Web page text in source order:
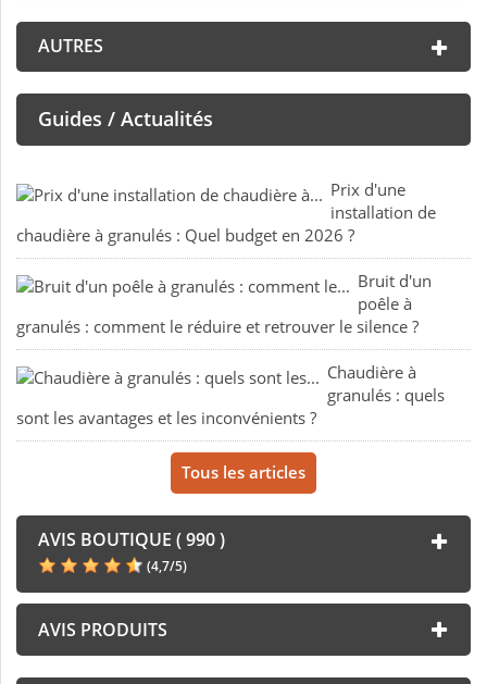
AUTRES
Guides / Actualités
Prix d'une
installation de
chaudière à granulés : Quel budget en 2026 ?
Bruit d'un
poêle à
granulés : comment le réduire et retrouver le silence ?
Chaudière à
granulés : quels
sont les avantages et les inconvénients ?
Tous les articles
AVIS BOUTIQUE ( 990 )
(4,7/5)
AVIS PRODUITS